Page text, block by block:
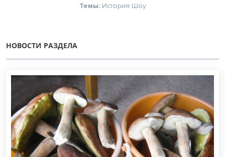
Темы: История Шоу
НОВОСТИ РАЗДЕЛА